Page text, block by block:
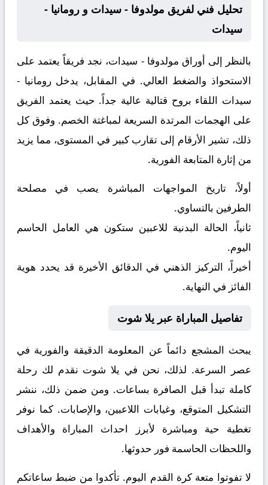
تحليل فني لفريق مولدوفا - سيدات و رومانيا -
سيدات
بالنظر إلى أوراق مولدوفا - سيدات، نجد فريقاً يعتمد على
الاستحواذ والضغط العالي. في المقابل، يدخلرومانيا -
سيدات اللقاء بروح قتالية عالية جداً. حيث يعتمد الفريق
على الهجمات المرتدة السريعة لمباغتة الخصم. وفوق كل
ذلك، تشير الأرقام إلى تقارب كبير في المستوى، مما يزيد
من إثارة المتابعة الفورية.
أولاً، تاريخ المواجهات المباشرة يصب في مصلحة
الطرفين بالتساوي.
ثانياً، الحالة البدنية للاعبين ستكون هي العامل الحاسم
اليوم.
أخيراً، التركيز الذهني في الدقائق الأخيرة قد يحدد هوية
الفائز في النهاية.
تفاصيل المباراة عبر يلا شوت
يبحث المشجع دائماً عن المعلومة الدقيقة والفورية في
عصر السرعة. لذلك، نحن في يلا شوت نقدم لك رحلة
كاملة تبدأ قبل الصافرة بساعات. ومن ضمن ذلك، ننشر
التشكيل المتوقع، وغيابات اللاعبين، والإصابات. كما نوفر
تغطية حية ومباشرة لأبرز احداث المباراة والأهداف
واللحظات الحاسمة فور حدوثها.
لا تفوتوا متعة كرة القدم اليوم. تأكدوا من ضبط ساعاتكم